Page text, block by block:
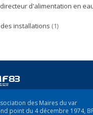
d'alimentation en
installations (1)
des Maires du var
point du 4 décembre 1974,